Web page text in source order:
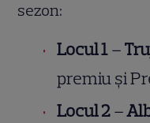
sezon:
Locul 1–
premiu și
Locul 2–